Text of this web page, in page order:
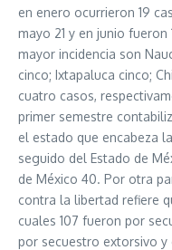
en enero ocurrieron 19
mayo 21 y en junio
mayor incidencia son
cinco; Ixtapaluca cinco;
cuatro casos,
primer semestre
el estado que encabeza
seguido del Estado de
de México 40. Por otra
contra la libertad refiere
cuales 107 fueron por
por secuestro extorsivo y